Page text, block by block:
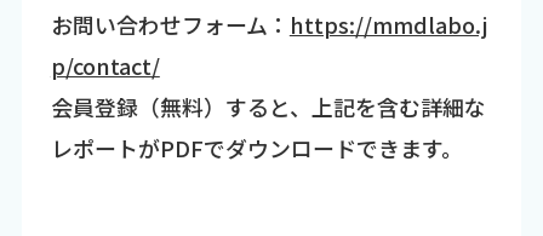
お問い合わせフォーム： https://mmdlabo.j
p/contact/
会員登録（無料）すると、上記を含む詳細な
レポートがPDFでダウンロードできます。